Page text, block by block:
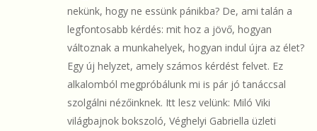
nekünk, hogy ne essünk pánikba? De, ami talán a
legfontosabb kérdés: mit hoz a jövő, hogyan
változnak a munkahelyek, hogyan indul újra az élet?
Egy új helyzet, amely számos kérdést felvet. Ez
alkalomból megpróbálunk mi is pár jó tanáccsal
szolgálni nézőinknek. Itt lesz velünk: Miló Viki
világbajnok bokszoló, Véghelyi Gabriella üzleti